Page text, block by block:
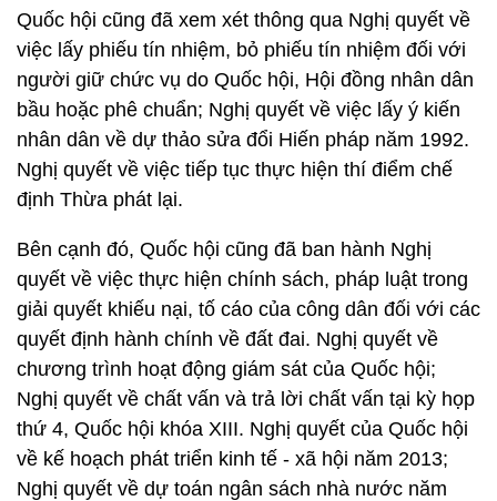
Quốc hội cũng đã xem xét thông qua Nghị quyết về
việc lấy phiếu tín nhiệm, bỏ phiếu tín nhiệm đối với
người giữ chức vụ do Quốc hội, Hội đồng nhân dân
bầu hoặc phê chuẩn; Nghị quyết về việc lấy ý kiến
nhân dân về dự thảo sửa đổi Hiến pháp năm 1992.
Nghị quyết về việc tiếp tục thực hiện thí điểm chế
định Thừa phát lại.
Bên cạnh đó, Quốc hội cũng đã ban hành Nghị
quyết về việc thực hiện chính sách, pháp luật trong
giải quyết khiếu nại, tố cáo của công dân đối với các
quyết định hành chính về đất đai. Nghị quyết về
chương trình hoạt động giám sát của Quốc hội;
Nghị quyết về chất vấn và trả lời chất vấn tại kỳ họp
thứ 4, Quốc hội khóa XIII. Nghị quyết của Quốc hội
về kế hoạch phát triển kinh tế - xã hội năm 2013;
Nghị quyết về dự toán ngân sách nhà nước năm